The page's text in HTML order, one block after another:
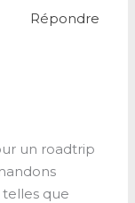
Répondre
un roadtrip
que